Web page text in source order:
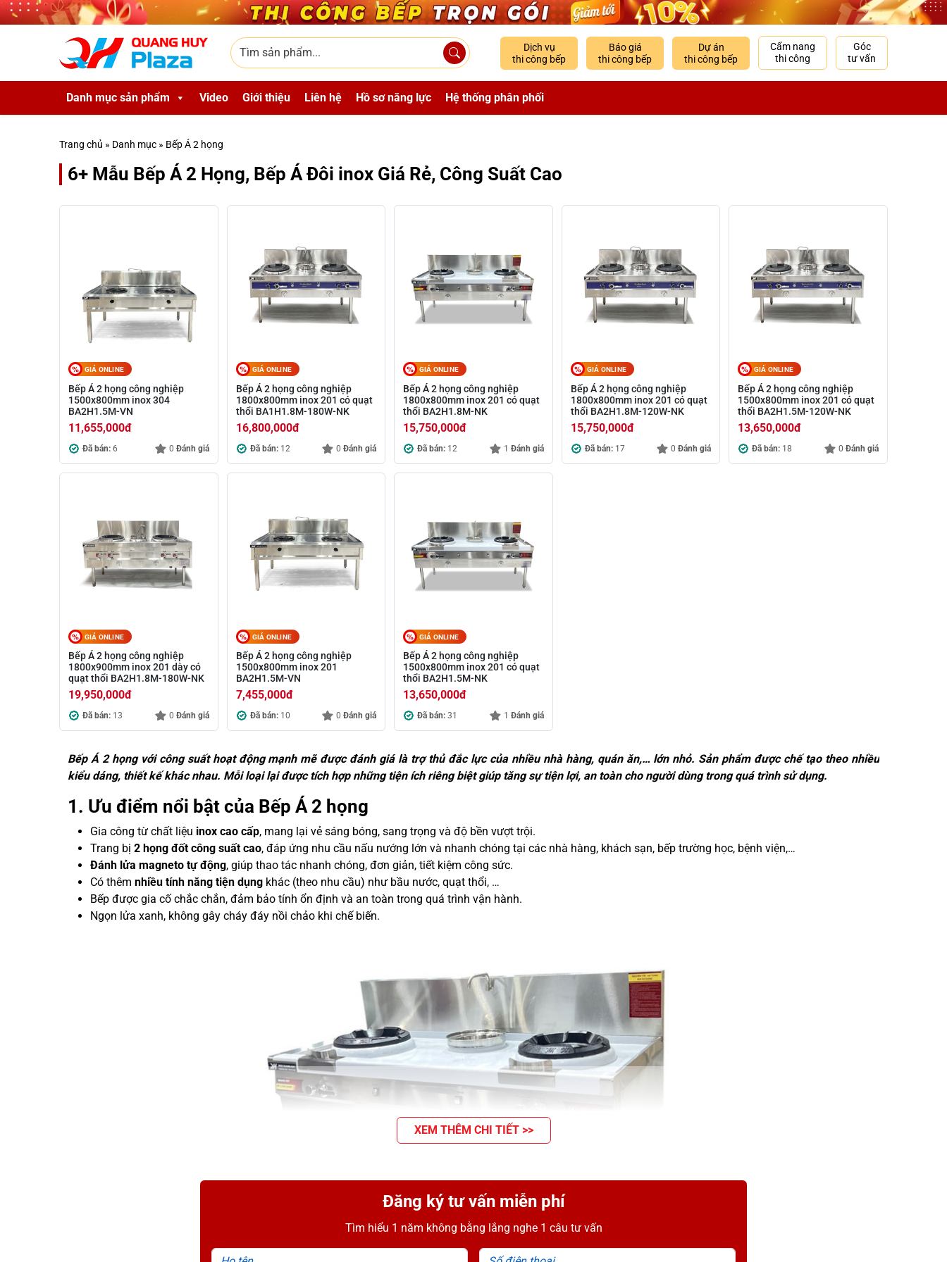
Skip to main content
Tìm sản phẩm
Dịch vụ
thi công bếp
Báo giá
thi công bếp
Dự án
thi công bếp
Cẩm nang
thi công
Góc
tư vấn
Danh mục sản phẩm Video Giới thiệu Liên hệ Hồ sơ năng lực Hệ thống phân phối
Trang chủ » Danh mục » Bếp Á 2 họng
6+ Mẫu Bếp Á 2 Họng, Bếp Á Đôi inox Giá Rẻ, Công Suất Cao
GIÁ ONLINE
Bếp Á 2 họng công nghiệp
1500x800mm inox 304
BA2H1.5M-VN
11,655,000đ
Đã bán: 6 0 Đánh giá
GIÁ ONLINE
Bếp Á 2 họng công nghiệp
1800x800mm inox 201 có quạt
thổi BA1H1.8M-180W-NK
16,800,000đ
Đã bán: 12 0Đánh giá
GIÁ ONLINE
Bếp Á 2 họng công nghiệp
1800x800mm inox 201 có quạt
thổi BA2H1.8M-NK
15,750,000đ
Đã bán: 12 1 Đánh giá
GIÁ ONLINE
Bếp Á 2 họng công nghiệp
1800x800mm inox 201 có quạt
thổi BA2H1.8M-120W-NK
15,750,000đ
Đã bán: 17 0Đánh giá
GIÁ ONLINE
Bếp Á 2 họng công nghiệp
1500x800mm inox 201 có quạt
thổi BA2H1.5M-120W-NK
13,650,000đ
Đã bán: 18 0 Đánh giá
GIÁ ONLINE
Bếp Á 2 họng công nghiệp
1800x900mm inox 201 dày có
quạt thổi BA2H1.8M-180W-NK
19,950,000đ
Đã bán: 13 0 Đánh giá
GIÁ ONLINE
Bếp Á 2 họng công nghiệp
1500x800mm inox 201
BA2H1.5M-VN
7,455,000đ
Đã bán: 10 0Đánh giá
GIÁ ONLINE
Bếp Á 2 họng công nghiệp
1500x800mm inox 201 có quạt
thổi BA2H1.5M-NK
13,650,000đ
Đã bán:31 1 Đánh giá
Bếp Á 2 họng với công suất hoạt động mạnh mẽ được đánh giá là trợ thủ đắc lực của nhiều nhà hàng, quán ăn,… lớn nhỏ. Sản phẩm được chế tạo theo nhiều
kiểu dáng, thiết kế khác nhau. Mỗi loại lại được tích hợp những tiện ích riêng biệt giúp tăng sự tiện lợi, an toàn cho người dùng trong quá trình sử dụng.
1. Ưu điểm nổi bật của Bếp Á 2 họng
Gia công từ chất liệu inox cao cấp, mang lại vẻ sáng bóng, sang trọng và độ bền vượt trội.
Trang bị 2 họng đốt công suất cao, đáp ứng nhu cầu nấu nướng lớn và nhanh chóng tại các nhà hàng, khách sạn, bếp trường học, bệnh viện,…
Đánh lửa magneto tự động, giúp thao tác nhanh chóng, đơn giản, tiết kiệm công sức.
Có thêm nhiều tính năng tiện dụng khác (theo nhu cầu) như bầu nước, quạt thổi, …
Bếp được gia cố chắc chắn, đảm bảo tính ổn định và an toàn trong quá trình vận hành.
Ngọn lửa xanh, không gây cháy đáy nồi chảo khi chế biến.
XEM THÊM CHI TIẾT >>
Đăng ký tư vấn miễn phí
Tìm hiểu 1 năm không bằng lắng nghe 1 câu tư vấn